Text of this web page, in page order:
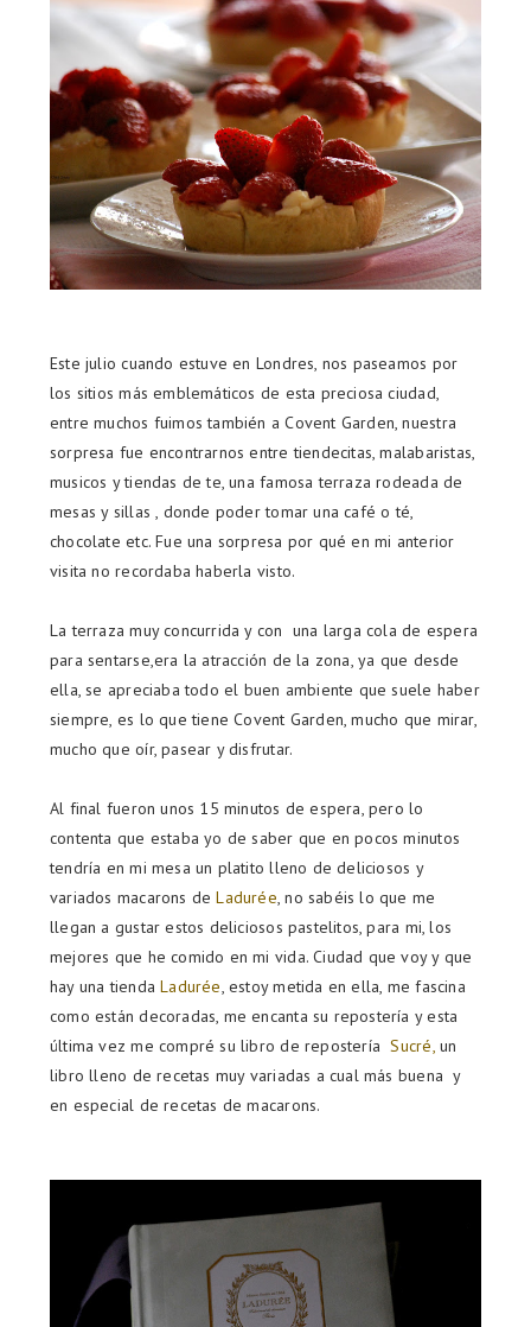
Este julio cuando estuve en Londres, nos paseamos por
los sitios más emblemáticos de esta preciosa ciudad,
entre muchos fuimos también a Covent Garden, nuestra
sorpresa fue encontrarnos entre tiendecitas, malabaristas,
musicos y tiendas de te, una famosa terraza rodeada de
mesas y sillas , donde poder tomar una café o té,
chocolate etc. Fue una sorpresa por qué en mi anterior
visita no recordaba haberla visto.
La terraza muy concurrida y con una larga cola de espera
para sentarse,era la atracción de la zona, ya que desde
ella, se apreciaba todo el buen ambiente que suele haber
siempre, es lo que tiene Covent Garden, mucho que mirar,
mucho que oír, pasear y disfrutar.
Al final fueron unos 15 minutos de espera, pero lo
contenta que estaba yo de saber que en pocos minutos
tendría en mi mesa un platito lleno de deliciosos y
variados macarons de Ladurée, no sabéis lo que me
llegan a gustar estos deliciosos pastelitos, para mi, los
mejores que he comido en mi vida. Ciudad que voy y que
hay una tiendaLadurée, estoy metida en ella, me fascina
como están decoradas, me encanta su repostería y esta
última vez me compré su libro de repostería Sucré,un
libro lleno de recetas muy variadas a cual más buena y
en especial de recetas de macarons.